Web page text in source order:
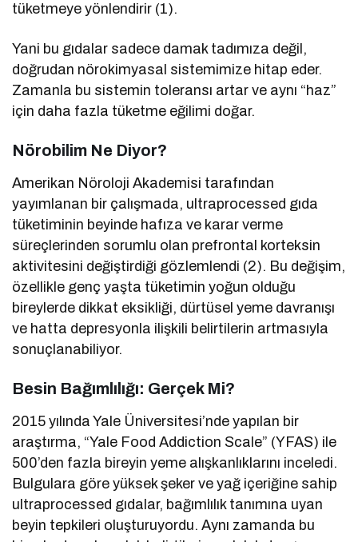
tüketmeye yönlendirir (1).
Yani bu gıdalar sadece damak tadımıza değil,
doğrudan nörokimyasal sistemimize hitap eder.
Zamanla bu sistemin toleransı artar ve aynı “haz”
için daha fazla tüketme eğilimi doğar.
Nörobilim Ne Diyor?
Amerikan Nöroloji Akademisi tarafından
yayımlanan bir çalışmada, ultraprocessed gıda
tüketiminin beyinde hafıza ve karar verme
süreçlerinden sorumlu olan prefrontal korteksin
aktivitesini değiştirdiği gözlemlendi (2). Bu değişim,
özellikle genç yaşta tüketimin yoğun olduğu
bireylerde dikkat eksikliği, dürtüsel yeme davranışı
ve hatta depresyonla ilişkili belirtilerin artmasıyla
sonuçlanabiliyor.
Besin Bağımlılığı: Gerçek Mi?
2015 yılında Yale Üniversitesi’nde yapılan bir
araştırma, “Yale Food Addiction Scale” (YFAS) ile
500’den fazla bireyin yeme alışkanlıklarını inceledi.
Bulgulara göre yüksek şeker ve yağ içeriğine sahip
ultraprocessed gıdalar, bağımlılık tanımına uyan
beyin tepkileri oluşturuyordu. Aynı zamanda bu